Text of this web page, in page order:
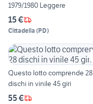
1979/1980 Leggere
15 €
Cittadella (PD)
Questo lotto comprende 28
dischi in vinile 45 giri
55 €